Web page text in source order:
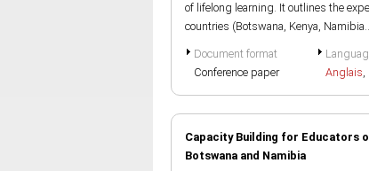
of lifelong learning. It outlines the
countries (Botswana, Kenya,
Document format
Conference paper
Anglais,
Capacity Building for Educators
Botswana and Namibia